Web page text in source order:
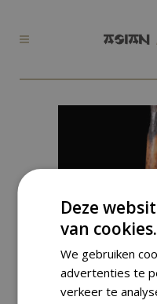
Deze
van cookies.
We gebruiken
advertenties te
verkeer te